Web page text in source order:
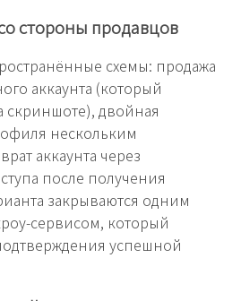
стороны продавцов
схемы: продажа
аккаунта (который
двойная
нескольким
аккаунта через
после получения
закрываются одним
сервисом, который
успешной